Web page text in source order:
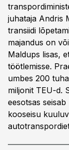
juhataja Andris
transiidi
majandus on
Maldups lisas,
töötlemisse.
umbes 200
miljonit TEU-d.
eesotsas
kooseisu